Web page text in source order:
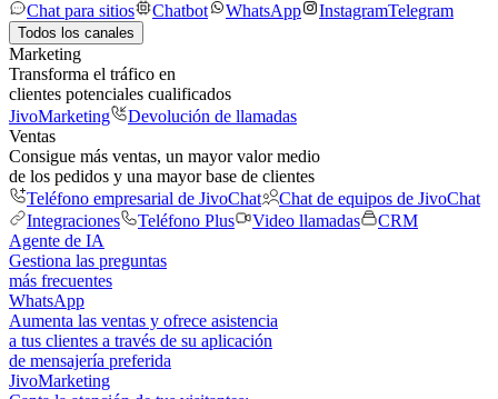
Chat para sitios
Chatbot WhatsApp InstagramTelegram
Todos los canales
Marketing
Transforma el tráfico en
clientes potenciales cualificados
JivoMarketing
Devolución de llamadas
Ventas
Consigue más ventas, un mayor valor medio
de los pedidos y una mayor base de clientes
Teléfono empresarial de JivoChat
Chat de equipos de JivoChat
Integraciones
Teléfono Plus Video llamadas
CRM
Agente de IA
Gestiona las preguntas
más frecuentes
WhatsApp
Aumenta las ventas y ofrece asistencia
a tus clientes a través de su aplicación
de mensajería preferida
JivoMarketing